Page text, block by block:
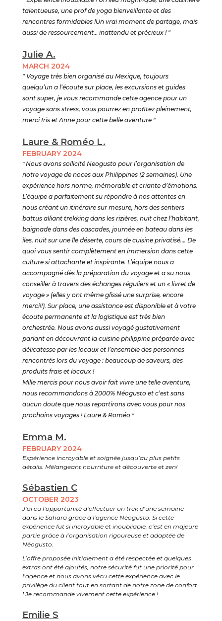
talentueuse, une prof de yoga bienveillante et des
rencontres formidables !Un vrai moment de partage, mais
aussi de ressourcement… inattendu et précieux ! "
Julie A.
MARCH 2024
" Voyage très bien organisé au Mexique, toujours
quelqu’un a l’écoute sur place, les excursions et guides
sont super, je vous recommande cette agence pour un
voyage sans stress, vous pourrez en profitez pleinement,
merci Iris et Anne pour cette belle aventure"
Laure & Roméo L.
FEBRUARY 2024
"Nous avons sollicité Neogusto pour l’organisation de
notre voyage de noces aux Philippines (2 semaines). Une
expérience hors norme, mémorable et criante d’émotions.
L’équipe a parfaitement su répondre à nos attentes en
nous créant un itinéraire sur mesure, hors des sentiers
battus alliant trekking dans les rizières, nuit chez l’habitant,
baignade dans des cascades, journée en bateau dans les
îles, nuit sur une île déserte, cours de cuisine privatisé…. De
quoi vous sentir complètement en immersion dans cette
culture si attachante et inspirante. L’équipe nous a
accompagné dès la préparation du voyage et a su nous
conseiller à travers des échanges réguliers et un « livret de
voyage » (elles y ont même glissé une surprise, encore
merci!!). Sur place, une assistance est disponible et à votre
écoute permanente et la logistique est très bien
orchestrée. Nous avons aussi voyagé gustativement
parlant en découvrant la cuisine philippine préparée avec
délicatesse par les locaux et l’ensemble des personnes
rencontrés lors du voyage : beaucoup de saveurs, des
produits frais et locaux !
Mille mercis pour nous avoir fait vivre une telle aventure,
nous recommandons à 2000% Néogusto et c’est sans
aucun doute que nous repartirons avec vous pour nos
prochains voyages ! Laure & Roméo"
Emma M.
FEBRUARY 2024
Expérience incroyable et soignée jusqu’au plus petits
détails. Mélangeant nourriture et découverte et zen!
Sébastien C
OCTOBER 2023
J’ai eu l’opportunité d’effectuer un trek d’une semaine
dans le Sahara grâce à l’agence Néogusto. Si cette
expérience fut si incroyable et inoubliable, c’est en majeure
partie grâce à l’organisation rigoureuse et adaptée de
Néogusto.
L’offre proposée initialement a été respectée et quelques
extras ont été ajoutés, notre sécurité fut une priorité pour
l’agence et nous avons vécu cette expérience avec le
privilège du client tout en sortant de notre zone de confort
! Je recommande vivement cette expérience !
Emilie S